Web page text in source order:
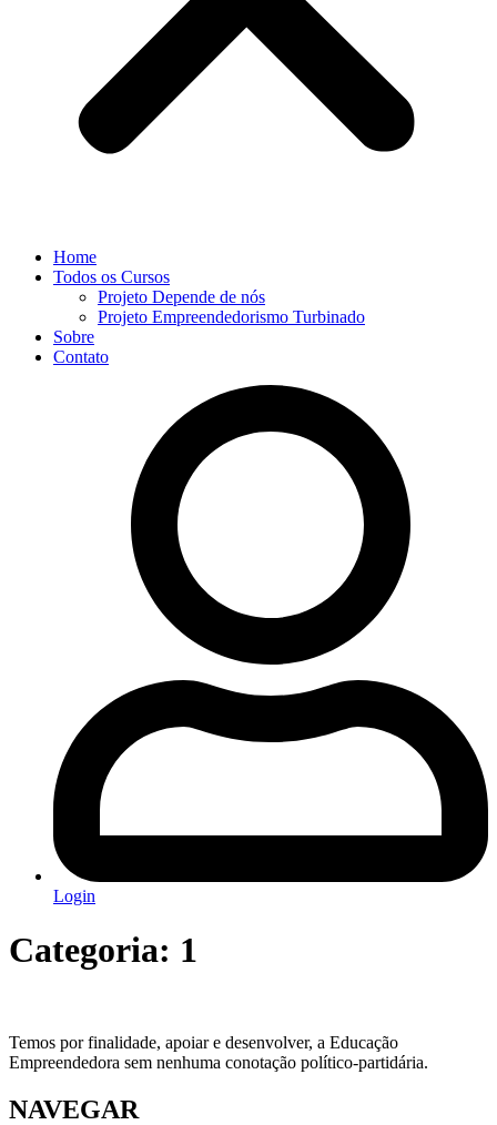
Home
Todos os Cursos
Projeto Depende de nós
Projeto Empreendedorismo Turbinado
Sobre
Contato
Login
Categoria: 1
Temos por finalidade, apoiar e desenvolver, a Educação
Empreendedora sem nenhuma conotação político-partidária.
NAVEGAR